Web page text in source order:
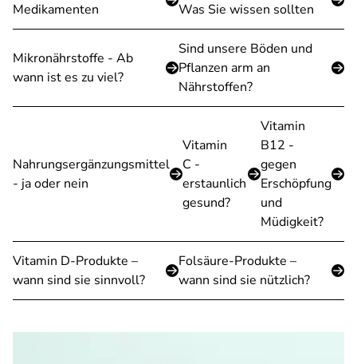
Medikamenten
Was Sie wissen sollten
Mikronährstoffe - Ab
wann ist es zu viel?
Sind unsere Böden und
Pflanzen arm an
Nährstoffen?
Nahrungsergänzungsmittel
- ja oder nein
Vitamin
C -
erstaunlich
gesund?
Vitamin
B12 -
gegen
Erschöpfung
und
Müdigkeit?
Vitamin D-Produkte –
wann sind sie sinnvoll?
Folsäure-Produkte –
wann sind sie nützlich?